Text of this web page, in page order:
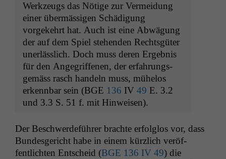
Werkzeugs das Nötige zur Ver­mei­dung
ein­er über­mäs­si­gen Schädi­gung
vorgekehrt hat. Auch ist eine Abwä­gung
der auf dem Spiel ste­hen­den Rechts­güter
uner­lässlich. Doch muss deren Ergeb­nis
für den Ange­grif­f­e­nen, der erfahrungs­
gemäss rasch han­deln muss, müh­e­los
erkennbar sein (BGE 136 IV 49 E. 3.2
und 3.3 S. 51 f. mit Hinweisen).
Der Beschw­erde­führer brachte erfol­g­los vor, dass
Bun­des­gericht habe in einem kür­zlich veröf­
fentlicht­en Entscheid (BGE 136 IV 49) die